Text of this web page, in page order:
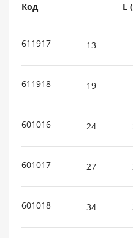
Код L
611917 13
611918 19
601016 24
601017 27
601018 34